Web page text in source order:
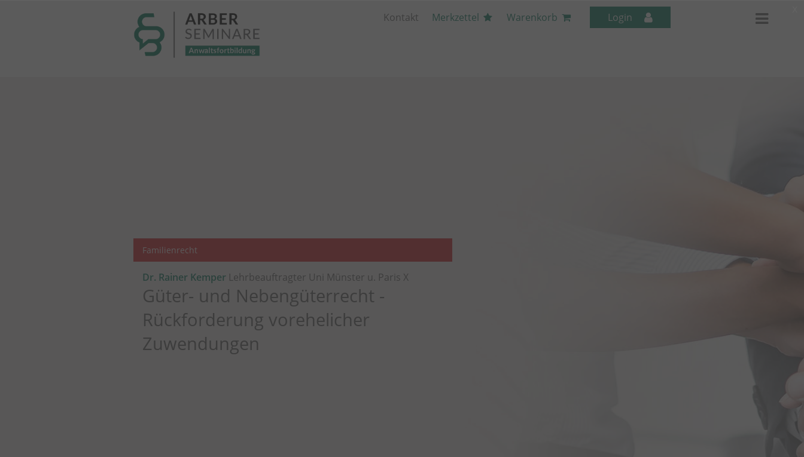
Kontakt Merkzettel Warenkorb Login
Familienrecht
Dr. Rainer Kemper Lehrbeauftragter Uni Münster u. Paris X
Güter- und Nebengüterrecht -
Rückforderung vorehelicher
Zuwendungen